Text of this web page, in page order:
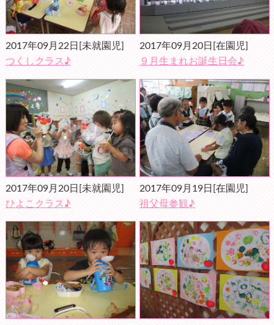
2017年09月22日 [未就園児]
つくしクラス♪
2017年09月20日 [在園児]
９月生まれお誕生日会♪
2017年09月20日 [未就園児]
ひよこクラス♪
2017年09月19日 [在園児]
祖父母参観♪